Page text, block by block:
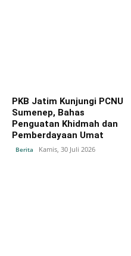
PKB Jatim Kunjungi PCNU
Sumenep, Bahas
Penguatan Khidmah dan
Pemberdayaan Umat
Berita Kamis, 30 Juli 2026